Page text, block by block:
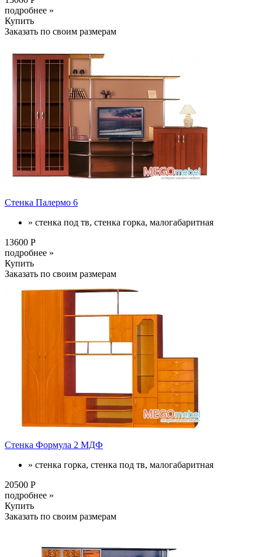
подробнее »
Купить
Заказать по своим размерам
Стенка Палермо 6
» стенка под тв, стенка горка, малогабаритная
13600 Р
подробнее »
Купить
Заказать по своим размерам
Стенка Формула 2 МДФ
» стенка горка, стенка под тв, малогабаритная
20500 Р
подробнее »
Купить
Заказать по своим размерам